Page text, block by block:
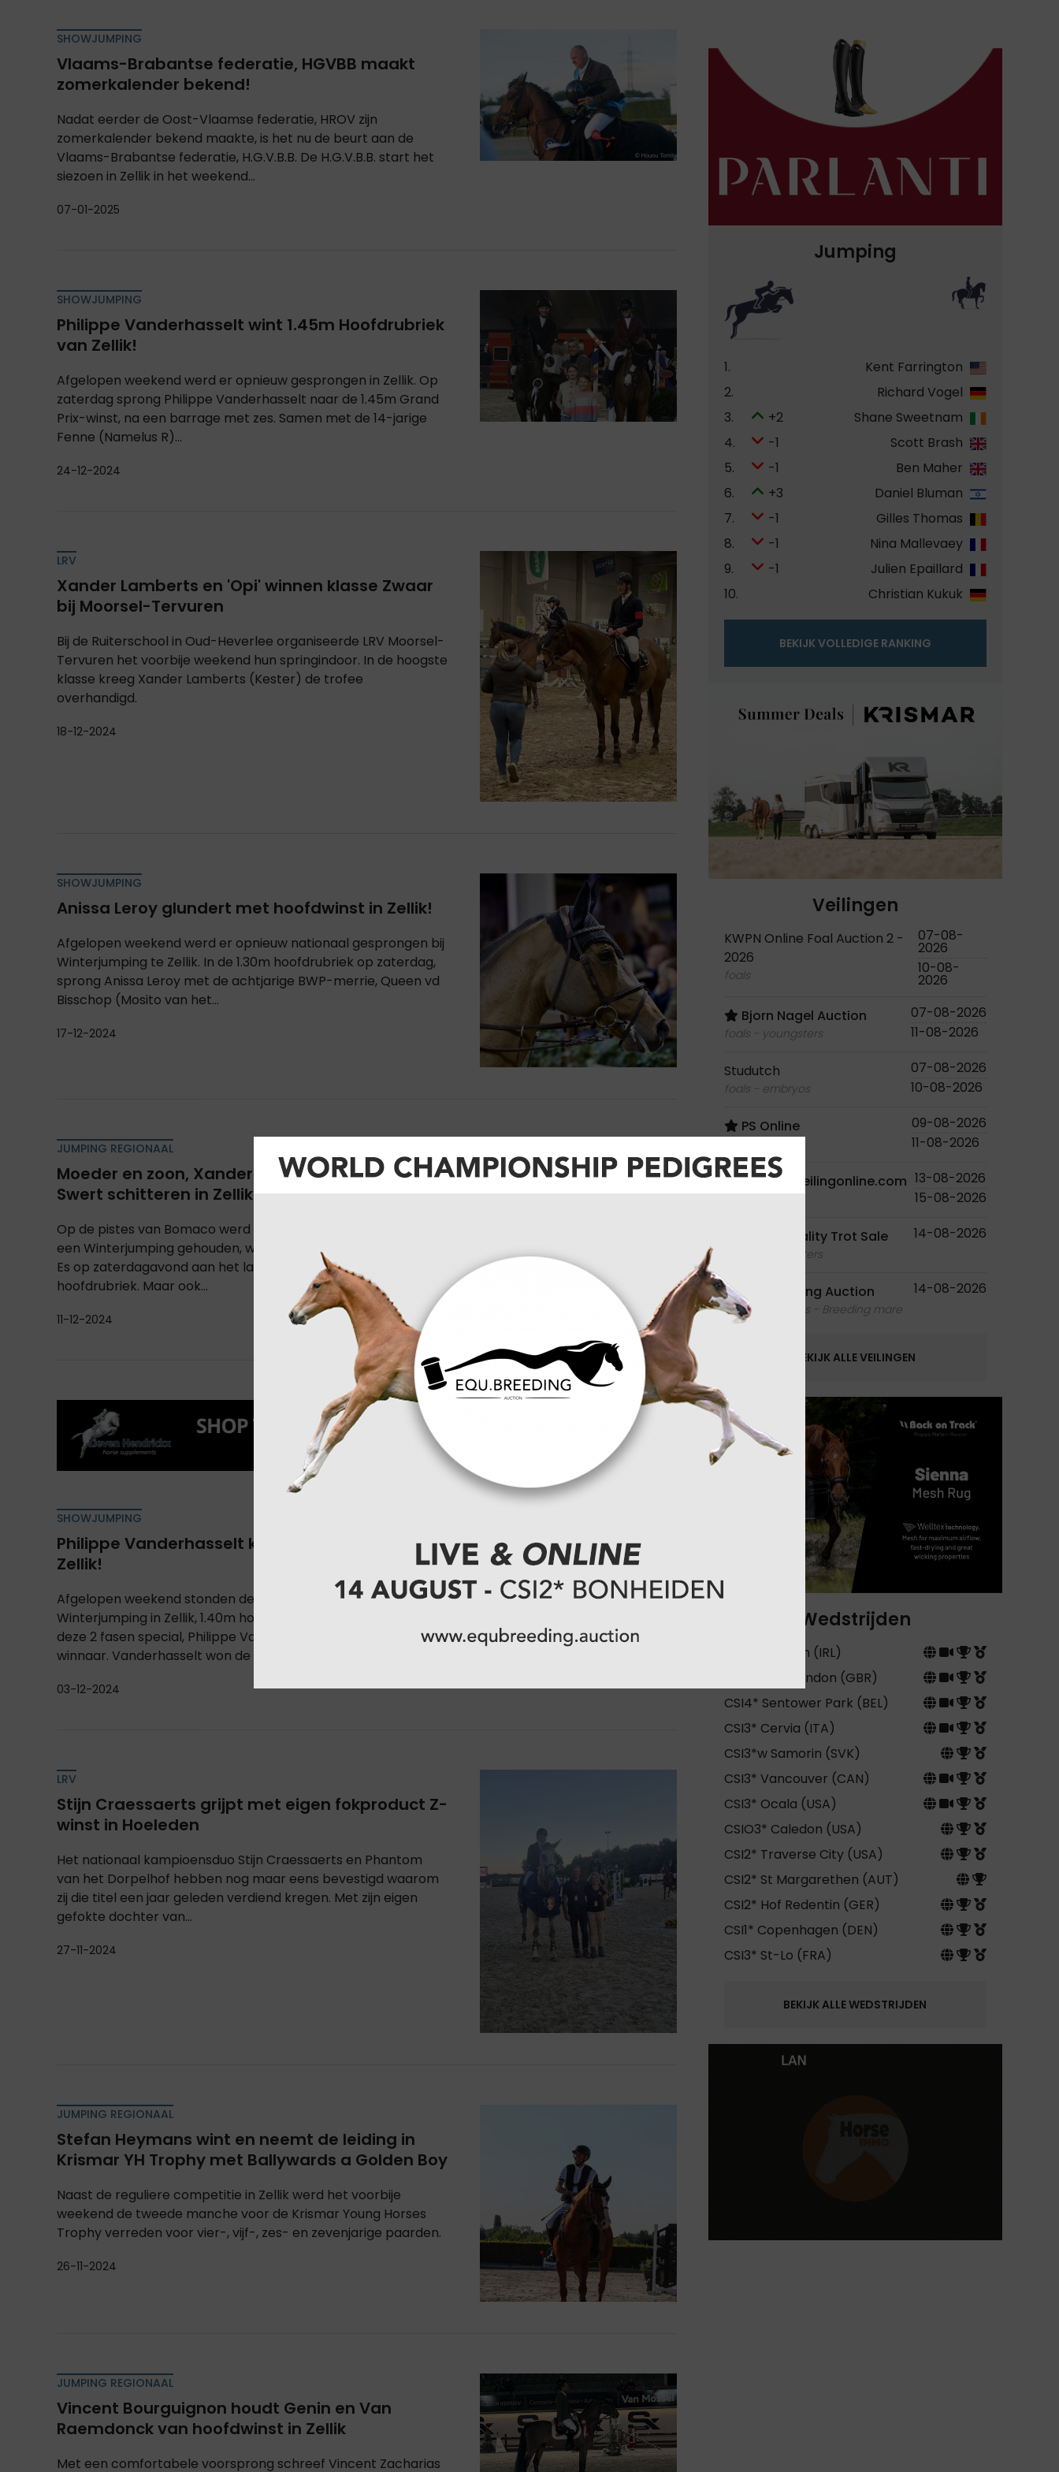
SHOWJUMPING
Vlaams-Brabantse federatie, HGVBB maakt
zomerkalender bekend!
Nadat eerder de Oost-Vlaamse federatie, HROV zijn
zomerkalender bekend maakte, is het nu de beurt aan de
Vlaams-Brabantse federatie, H.G.V.B.B. De H.G.V.B.B. start het
siezoen in Zellik in het weekend...
07-01-2025
SHOWJUMPING
Philippe Vanderhasselt wint 1.45m Hoofdrubriek
van Zellik!
Afgelopen weekend werd er opnieuw gesprongen in Zellik. Op
zaterdag sprong Philippe Vanderhasselt naar de 1.45m Grand
Prix-winst, na een barrage met zes. Samen met de 14-jarige
Fenne (Namelus R)...
24-12-2024
LRV
Xander Lamberts en 'Opi' winnen klasse Zwaar
bij Moorsel-Tervuren
Bij de Ruiterschool in Oud-Heverlee organiseerde LRV Moorsel-
Tervuren het voorbije weekend hun springindoor. In de hoogste
klasse kreeg Xander Lamberts (Kester) de trofee
overhandigd.
18-12-2024
SHOWJUMPING
Anissa Leroy glundert met hoofdwinst in Zellik!
Afgelopen weekend werd er opnieuw nationaal gesprongen bij
Winterjumping te Zellik. In de 1.30m hoofdrubriek op zaterdag,
sprong Anissa Leroy met de achtjarige BWP-merrie, Queen vd
Bisschop (Mosito van het...
17-12-2024
JUMPING REGIONAAL
Moeder en zoon, Xander van Es en Ellen de
Swert schitteren in Zellik
Op de pistes van Bomaco werd het voorbije weekend opnieuw
een Winterjumping gehouden, waar Lebasi-ruiter Xander van
Es op zaterdagavond aan het langste eind trok van de
hoofdrubriek. Maar ook...
11-12-2024
SHOWJUMPING
Philippe Vanderhasselt klasse apart in 1.40m
Zellik!
Afgelopen weekend stonden de hoogste hindernissen bij
Winterjumping in Zellik, 1.40m hoog. Op zaterdagavond werd in
deze 2 fasen special, Philippe Vanderhasselt gekroond tot
winnaar. Vanderhasselt won de 1.40m hoofdrubriek...
03-12-2024
LRV
Stijn Craessaerts grijpt met eigen fokproduct Z-
winst in Hoeleden
Het nationaal kampioensduo Stijn Craessaerts en Phantom
van het Dorpelhof hebben nog maar eens bevestigd waarom
zij die titel een jaar geleden verdiend kregen. Met zijn eigen
gefokte dochter van...
27-11-2024
JUMPING REGIONAAL
Stefan Heymans wint en neemt de leiding in
Krismar YH Trophy met Ballywards a Golden Boy
Naast de reguliere competitie in Zellik werd het voorbije
weekend de tweede manche voor de Krismar Young Horses
Trophy verreden voor vier-, vijf-, zes- en zevenjarige paarden.
26-11-2024
JUMPING REGIONAAL
Vincent Bourguignon houdt Genin en Van
Raemdonck van hoofdwinst in Zellik
Met een comfortabele voorsprong schreef Vincent Zacharias
Jumping
1.
Kent Farrington
2.
Richard Vogel
3.
+2
Shane Sweetnam
4.
-1
Scott Brash
5.
-1
Ben Maher
6.
+3
Daniel Bluman
7.
-1
Gilles Thomas
8.
-1
Nina Mallevaey
9.
-1
Julien Epaillard
10.
Christian Kukuk
BEKIJK VOLLEDIGE RANKING
Veilingen
KWPN Online Foal Auction 2 -
2026
foals
07-08-
2026
10-08-
2026
Bjorn Nagel Auction
foals - youngsters
07-08-2026
11-08-2026
Studutch
foals - embryos
07-08-2026
10-08-2026
PS Online
09-08-2026
11-08-2026
Paardenveilingonline.com 13-08-2026
15-08-2026
Ruislé Quality Trot Sale
foals - youngsters
14-08-2026
Equbreeding Auction
foals - embryos - Breeding mare
14-08-2026
BEKIJK ALLE VEILINGEN
Wedstrijden
CSIO5* Dublin (IRL)
CSI5* GCT London (GBR)
CSI4* Sentower Park (BEL)
CSI3* Cervia (ITA)
CSI3*w Samorin (SVK)
CSI3* Vancouver (CAN)
CSI3* Ocala (USA)
CSIO3* Caledon (USA)
CSI2* Traverse City (USA)
CSI2* St Margarethen (AUT)
CSI2* Hof Redentin (GER)
CSI1* Copenhagen (DEN)
CSI3* St-Lo (FRA)
BEKIJK ALLE WEDSTRIJDEN